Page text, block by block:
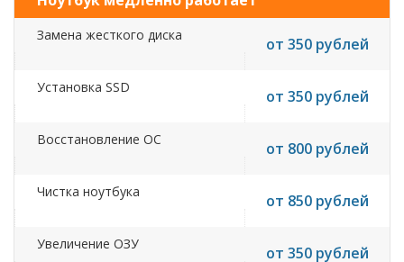
Замена жесткого диска от 350 рублей
Установка SSD от 350 рублей
Восстановление ОС от 800 рублей
Чистка ноутбука от 850 рублей
Увеличение ОЗУ от 350 рублей